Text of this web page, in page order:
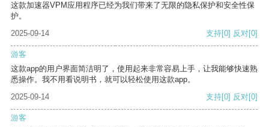
这款加速器VPM应用程序已经为我们带来了无限的隐私保护和安全性保
护。
2025-09-14
支持[0] 反对[0]
游客
这款app的用户界面简洁明了，使用起来非常容易上手，让我能够快速熟
悉操作。我不用看说明书，就可以轻松使用这款app。
2025-09-14
支持[0] 反对[0]
游客